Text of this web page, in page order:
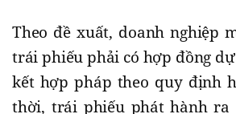
Theo đề xuất, doanh nghiệp
trái phiếu phải có hợp đồng dự
kết hợp pháp theo quy định
thời, trái phiếu phát hành ra